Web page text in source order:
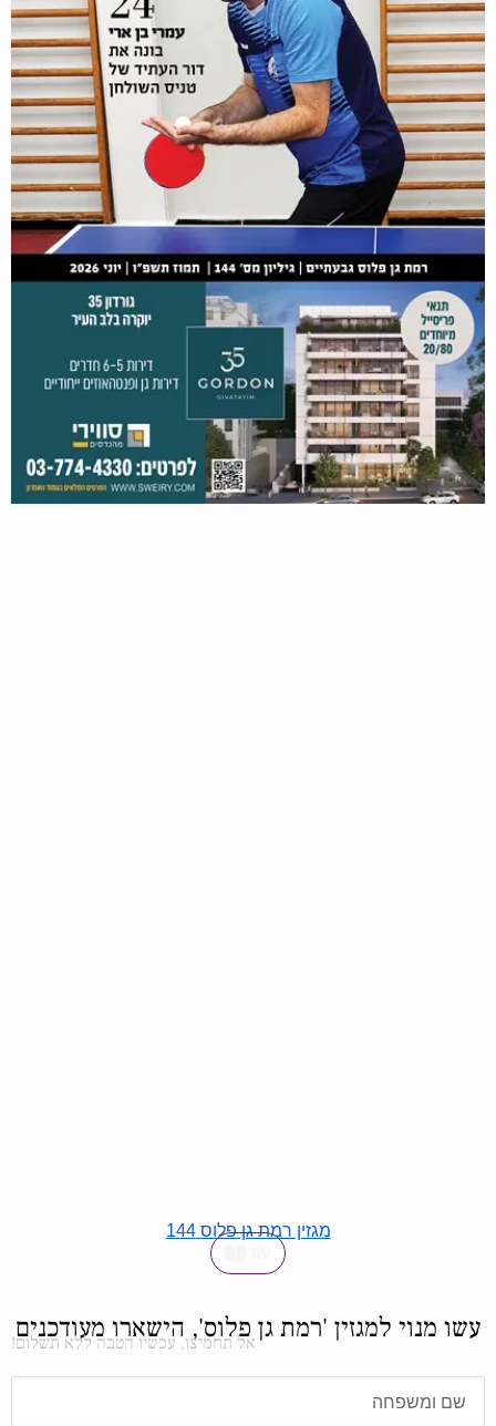
מגזין רמת גן פלוס 144
עשו מנוי למגזין 'רמת גן פלוס', הישארו מעודכנים
אל תחמיצו, עכשיו הטבה ללא תשלום!